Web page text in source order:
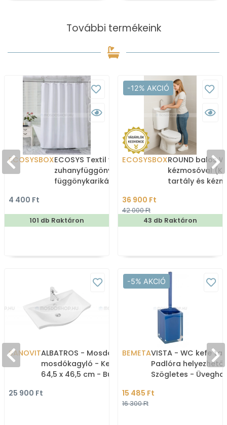
További termékeink
ECOSYSBOXECOSYS Textil varrott
zuhanyfüggöny 12db
függönykarikával
Zuhanyfüggöny textil
4 400 Ft
101 db Raktáron
-12% AKCIÓ
ECOSYSBOXROUND balos
kézmosóval
tartály és
36 900 Ft
42 000 Ft
43 db Raktáron
SANOVITALBATROS - Mosdó,
mosdókagyló - Kerámia,
64,5 x 46,5 cm - Bútorra,
25 900 Ft
-5% AKCIÓ
BEMETAVISTA - WC kefe
Padlóra helyezhető
Szögletes -
15 485 Ft
16 300 Ft